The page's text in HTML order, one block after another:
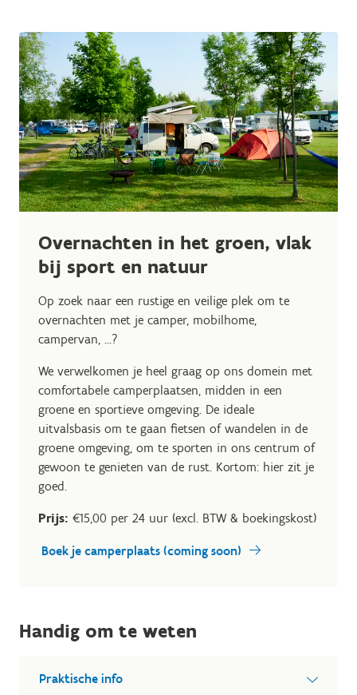
Overnachten in het groen, vlak
bij sport en natuur
Op zoek naar een rustige en veilige plek om te
overnachten met je camper, mobilhome,
campervan, ...?
We verwelkomen je heel graag op ons domein met
comfortabele camperplaatsen, midden in een
groene en sportieve omgeving. De ideale
uitvalsbasis om te gaan fietsen of wandelen in de
groene omgeving, om te sporten in ons centrum of
gewoon te genieten van de rust. Kortom: hier zit je
goed.
Prijs: €15,00 per 24 uur (excl. BTW & boekingskost)
Boek je camperplaats (coming soon)
Handig om te weten
Praktische info